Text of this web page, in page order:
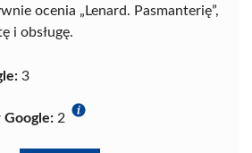
ocenia „Lenard. Pasmanterię”,
i obsługę.
3
Google: 2